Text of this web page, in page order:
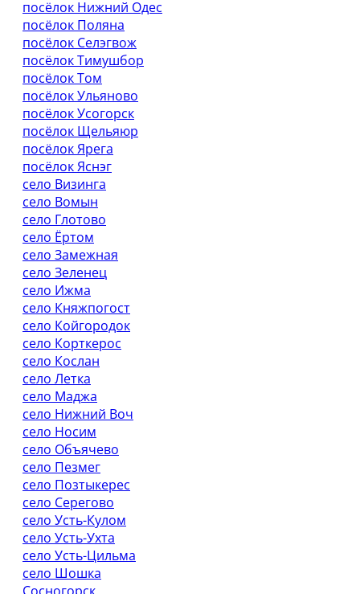
посёлок Нижний Одес
посёлок Поляна
посёлок Селэгвож
посёлок Тимушбор
посёлок Том
посёлок Ульяново
посёлок Усогорск
посёлок Щельяюр
посёлок Ярега
посёлок Яснэг
село Визинга
село Вомын
село Глотово
село Ёртом
село Замежная
село Зеленец
село Ижма
село Княжпогост
село Койгородок
село Корткерос
село Кослан
село Летка
село Маджа
село Нижний Воч
село Носим
село Объячево
село Пезмег
село Позтыкерес
село Серегово
село Усть-Кулом
село Усть-Ухта
село Усть-Цильма
село Шошка